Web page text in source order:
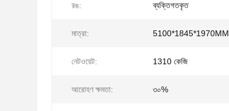
রঙ: ব্যক্তিগতকৃত
মাত্রা: 5100*1845*1970MM
নেটওয়েট: 1310 কেজি
আরোহণ ক্ষমতা: ৩০%